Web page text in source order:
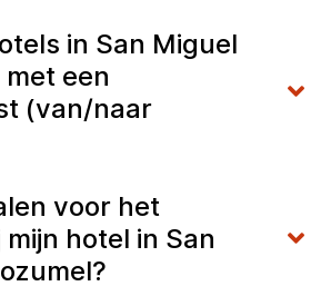
in San Miguel
een
(van/naar
voor het
hotel in San